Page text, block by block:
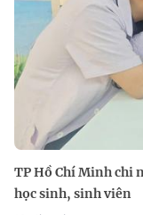
TP Hồ Chí Minh chi
học sinh, sinh viên